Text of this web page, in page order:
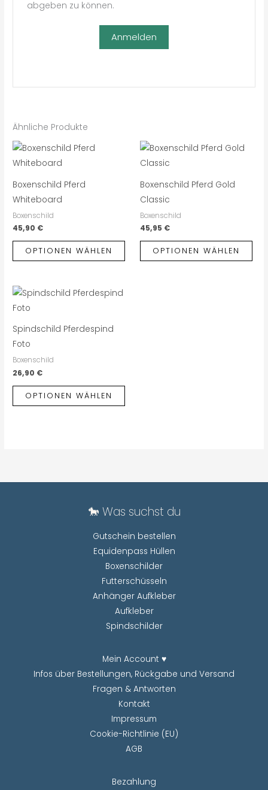
abgeben zu können.
Anmelden
Ähnliche Produkte
Boxenschild Pferd
Whiteboard
Boxenschild
45,90 €
OPTIONEN WÄHLEN
Boxenschild Pferd Gold
Classic
Boxenschild
45,95 €
OPTIONEN WÄHLEN
Spindschild Pferdespind
Foto
Boxenschild
26,90 €
OPTIONEN WÄHLEN
🐎 Was suchst du
Gutschein bestellen
Equidenpass Hüllen
Boxenschilder
Futterschüsseln
Anhänger Aufkleber
Aufkleber
Spindschilder
Mein Account ♥
Infos über Bestellungen, Rückgabe und Versand
Fragen & Antworten
Kontakt
Impressum
Cookie-Richtlinie (EU)
AGB
Bezahlung